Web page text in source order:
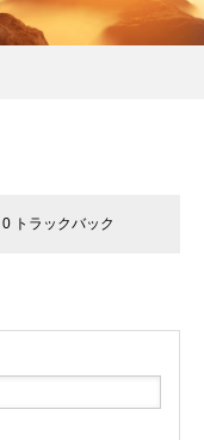
0 トラックバック